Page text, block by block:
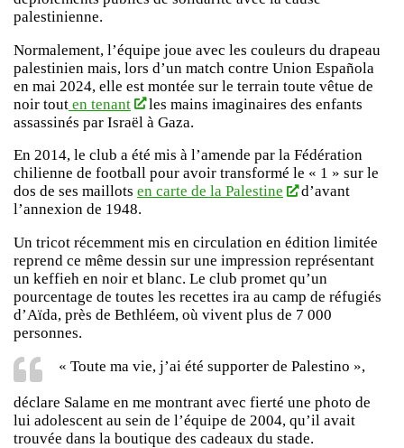
palestinienne.
Normalement, l’équipe joue avec les couleurs du drapeau
palestinien mais, lors d’un match contre Union Española
en mai 2024, elle est montée sur le terrain toute vêtue de
noir tout en tenant
les mains imaginaires des enfants
assassinés par Israël à Gaza.
En 2014, le club a été mis à l’amende par la Fédération
chilienne de football pour avoir transformé le « 1 » sur le
dos de ses maillots en carte de la Palestine
d’avant
l’annexion de 1948.
Un tricot récemment mis en circulation en édition limitée
reprend ce même dessin sur une impression représentant
un keffieh en noir et blanc. Le club promet qu’un
pourcentage de toutes les recettes ira au camp de réfugiés
d’Aïda, près de Bethléem, où vivent plus de 7 000
personnes.
« Toute ma vie, j’ai été supporter de Palestino »,
déclare Salame en me montrant avec fierté une photo de
lui adolescent au sein de l’équipe de 2004, qu’il avait
trouvée dans la boutique des cadeaux du stade.